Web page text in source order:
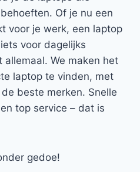
Of je nu een
voor je werk, een laptop
voor dagelijks
We maken het
laptop te vinden, met
beste merken. Snelle
top service – dat is
gedoe!